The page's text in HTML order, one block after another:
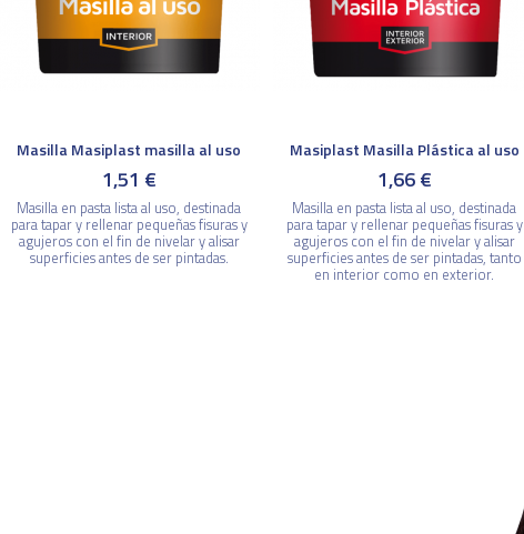
Masilla Masiplast masilla al uso
1,51 €
Masilla en pasta lista al uso, destinada
para tapar y rellenar pequeñas fisuras y
agujeros con el fin de nivelar y alisar
superficies antes de ser pintadas.
Masiplast Masilla Plástica al uso
1,66 €
Masilla en pasta lista al uso, destinada
para tapar y rellenar pequeñas fisuras y
agujeros con el fin de nivelar y alisar
superficies antes de ser pintadas, tanto
en interior como en exterior.